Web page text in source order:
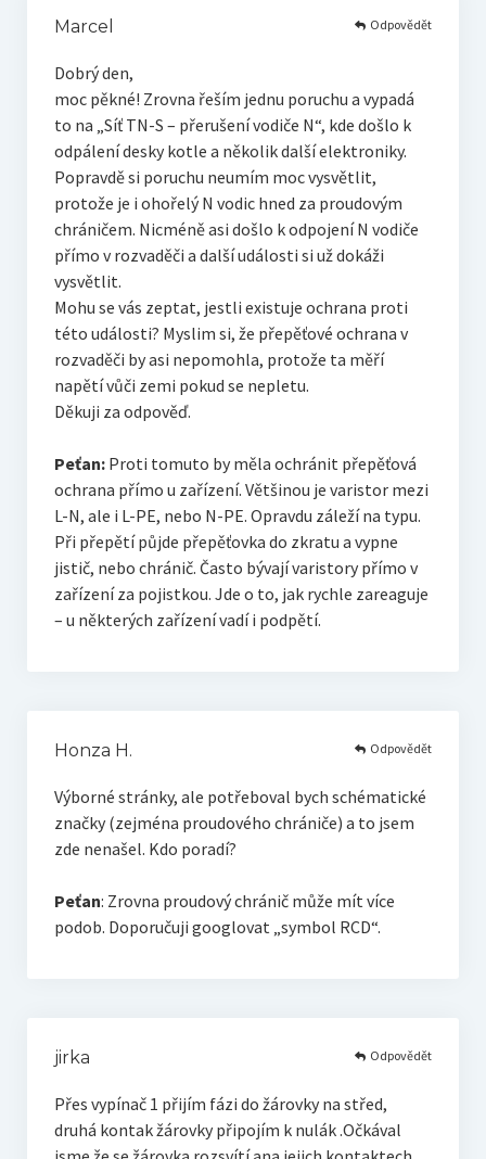
Marcel
Dobrý den,
moc pěkné! Zrovna řeším jednu poruchu a vypadá
to na „Síť TN-S – přerušení vodiče N“, kde došlo k
odpálení desky kotle a několik další elektroniky.
Popravdě si poruchu neumím moc vysvětlit,
protože je i ohořelý N vodic hned za proudovým
chráničem. Nicméně asi došlo k odpojení N vodiče
přímo v rozvaděči a další události si už dokáži
vysvětlit.
Mohu se vás zeptat, jestli existuje ochrana proti
této události? Myslim si, že přepěťové ochrana v
rozvaděči by asi nepomohla, protože ta měří
napětí vůči zemi pokud se nepletu.
Děkuji za odpověď.
Peťan:Proti tomuto by měla ochránit přepěťová
ochrana přímo u zařízení. Většinou je varistor mezi
L-N, ale i L-PE, nebo N-PE. Opravdu záleží na typu.
Při přepětí půjde přepěťovka do zkratu a vypne
jistič, nebo chránič. Často bývají varistory přímo v
zařízení za pojistkou. Jde o to, jak rychle zareaguje
– u některých zařízení vadí i podpětí.
Odpovědět
Honza H.
Výborné stránky, ale potřeboval bych schématické
značky (zejména proudového chrániče) a to jsem
zde nenašel. Kdo poradí?
Peťan: Zrovna proudový chránič může mít více
podob. Doporučuji googlovat „symbol RCD“.
Odpovědět
jirka
Přes vypínač 1 přijím fázi do žárovky na střed,
druhá kontak žárovky připojím k nulák .Očkával
Odpovědět